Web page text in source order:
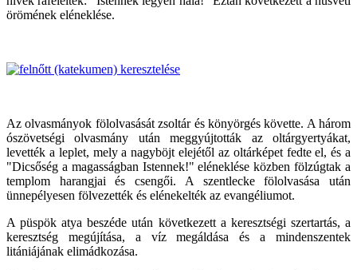
örömének eléneklése.
Az olvasmányok fölolvasását zsoltár és könyörgés követte. A három
ószövetségi olvasmány után meggyújtották az oltárgyertyákat,
levették a leplet, mely a nagyböjt elejétől az oltárképet fedte el, és a
"Dicsőség a magasságban Istennek!" eléneklése közben fölzúgtak a
templom harangjai és csengői. A szentlecke fölolvasása után
ünnepélyesen fölvezették és elénekelték az evangéliumot.
A püspök atya beszéde után következett a keresztségi szertartás, a
keresztség megújítása, a víz megáldása és a mindenszentek
litániájának elimádkozása.